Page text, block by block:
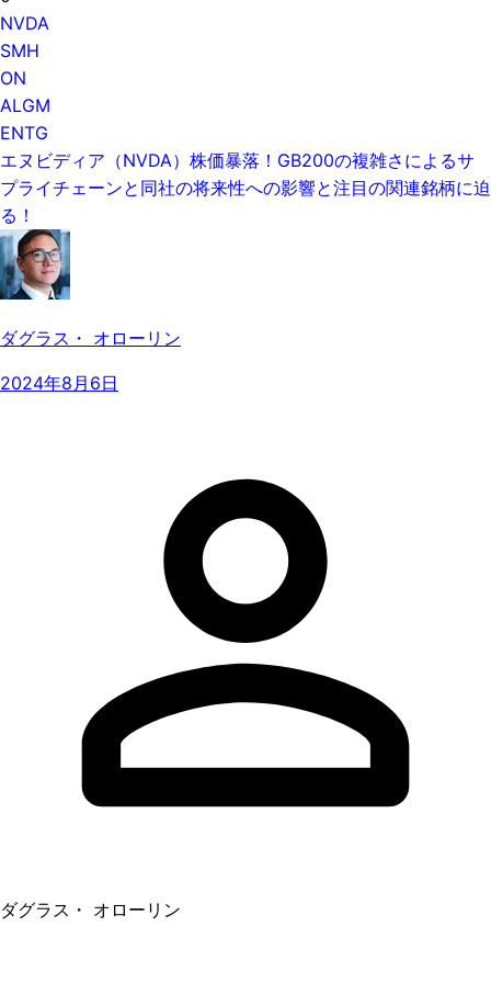
NVDA
SMH
ON
ALGM
ENTG
エヌビディア（NVDA）株価暴落！GB200の複雑さによるサ
プライチェーンと同社の将来性への影響と注目の関連銘柄に迫
る！
ダグラス・ オローリン
2024年8月6日
ダグラス・ オローリン